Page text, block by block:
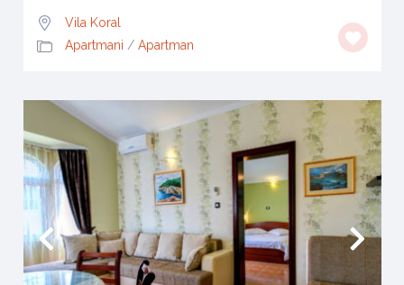
Vila Koral
Apartmani / Apartman